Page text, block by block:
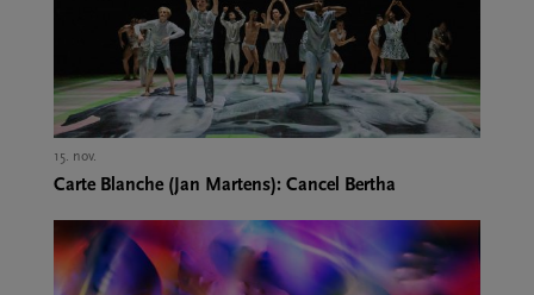
15. nov.,
Carte Blanche (Jan Martens): Cancel Bertha